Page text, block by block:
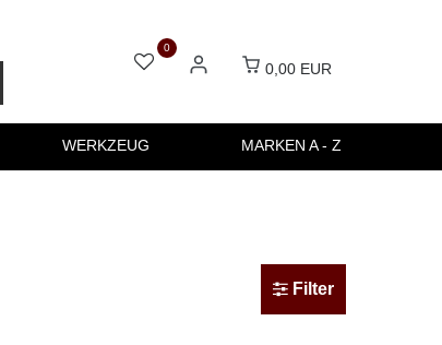
0
0,00 EUR
WERKZEUG MARKEN A - Z
Filter